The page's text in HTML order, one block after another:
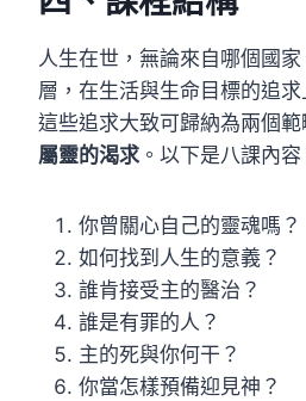
人生在世，無論來自哪個國
層，在生活與生命目標的追求
這些追求大致可歸納為兩個範
屬靈的渴求 。以下是八課內容
你曾關心自己的靈魂嗎？
如何找到人生的意義？
誰肯接受主的醫治？
誰是有罪的人？
主的死與你何干？
你當怎樣預備迎見神？